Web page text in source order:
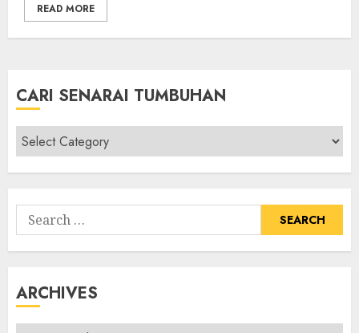
READ MORE
CARI SENARAI TUMBUHAN
Cari
Senarai
Tumbuhan
Search
for:
ARCHIVES